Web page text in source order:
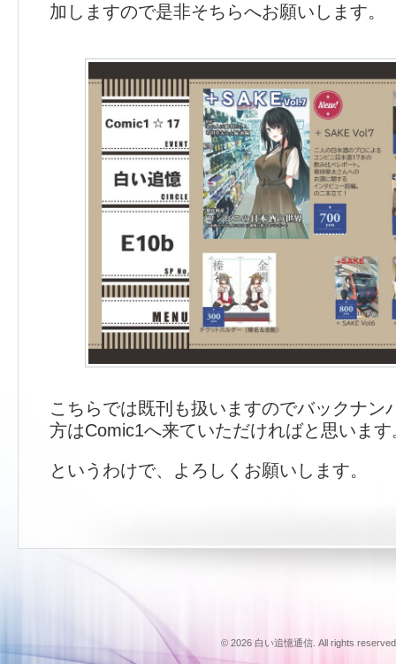
加しますので是非そちらへお願いします。
こちらでは既刊も扱いますのでバックナン
方はComic1へ来ていただければと思います
というわけで、よろしくお願いします。
© 2026 白い追憶通信. All rights